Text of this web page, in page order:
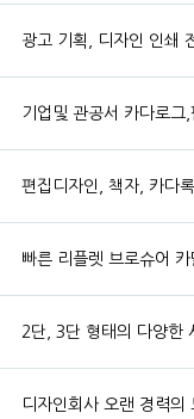
광고 기획, 디자인 인쇄
기업및 관공서 카다로그
편집디자인, 책자, 카다
빠른 리플렛 브로슈어
2단, 3단 형태의 다양한
디자인회사 오랜 경력